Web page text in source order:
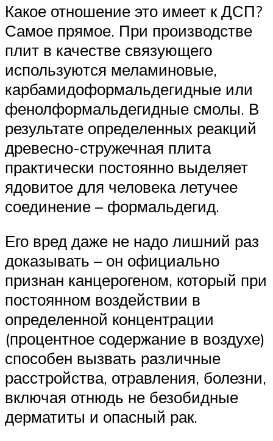
Какое отношение это имеет к ДСП?
Самое прямое. При производстве
плит в качестве связующего
используются меламиновые,
карбамидоформальдегидные или
фенолформальдегидные смолы. В
результате определенных реакций
древесно-стружечная плита
практически постоянно выделяет
ядовитое для человека летучее
соединение – формальдегид.
Его вред даже не надо лишний раз
доказывать – он официально
признан канцерогеном, который при
постоянном воздействии в
определенной концентрации
(процентное содержание в воздухе)
способен вызвать различные
расстройства, отравления, болезни,
включая отнюдь не безобидные
дерматиты и опасный рак.